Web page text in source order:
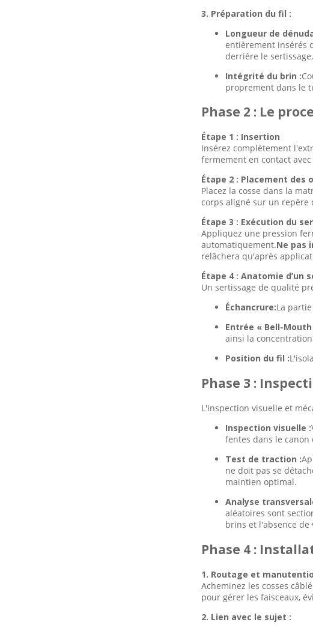
3. Préparation du fil :
Longueur de
entièrement insérés
derrière le
Intégrité du brin :
proprement dans le
Phase 2 : Le
Étape 1 : Insertion
Insérez complètement
fermement en contact
Étape 2 : Placement des
Placez la cosse dans la
corps aligné sur un repère
Étape 3 : Exécution du
Appliquez une pression
automatiquement.Ne pas
relâchera qu'après
Étape 4 : Anatomie d’un
Un sertissage de qualité
Échancrure:La
Entrée « Bell-Mouth
ainsi la
Position du fil :
Phase 3 :
L'inspection visuelle et
Inspection visuelle :
fentes dans le canon
Test de traction :
ne doit pas se
maintien optimal.
Analyse
aléatoires sont
brins et l'absence
Phase 4 :
1. Routage et
Acheminez les cosses
pour gérer les faisceaux,
2. Lien avec le sujet :